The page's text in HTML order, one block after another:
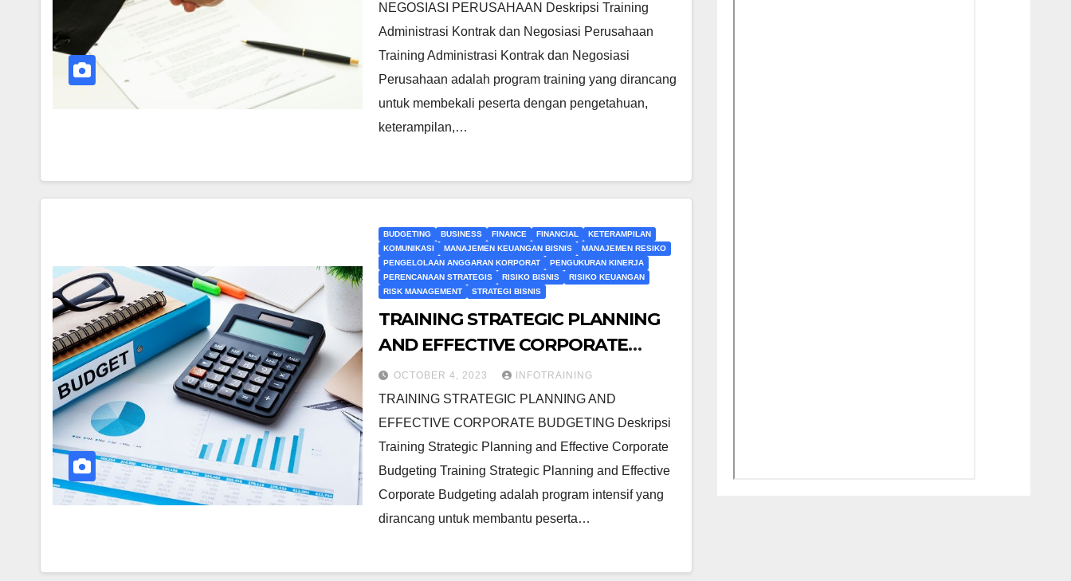
NEGOSIASI PERUSAHAAN Deskripsi Training
Administrasi Kontrak dan Negosiasi Perusahaan
Training Administrasi Kontrak dan Negosiasi
Perusahaan adalah program training yang dirancang
untuk membekali peserta dengan pengetahuan,
keterampilan,…
BUDGETING BUSINESS FINANCE FINANCIAL
KETERAMPILAN
KOMUNIKASI
MANAJEMEN KEUANGAN BISNIS
MANAJEMEN RESIKO
PENGELOLAAN ANGGARAN KORPORAT
PENGUKURAN KINERJA
PERENCANAAN STRATEGIS
RISIKO BISNIS
RISIKO KEUANGAN
RISK MANAGEMENT
STRATEGI BISNIS
TRAINING STRATEGIC PLANNING
AND EFFECTIVE CORPORATE
BUDGETING
OCTOBER 4, 2023 INFOTRAINING
TRAINING STRATEGIC PLANNING AND
EFFECTIVE CORPORATE BUDGETING Deskripsi
Training Strategic Planning and Effective Corporate
Budgeting Training Strategic Planning and Effective
Corporate Budgeting adalah program intensif yang
dirancang untuk membantu peserta…